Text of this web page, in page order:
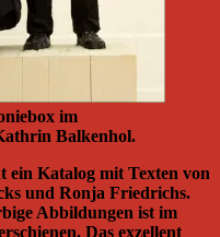
im
Balkenhol.
ein Katalog mit Texten von
und Ronja Friedrichs.
Abbildungen ist im
Das exzellent